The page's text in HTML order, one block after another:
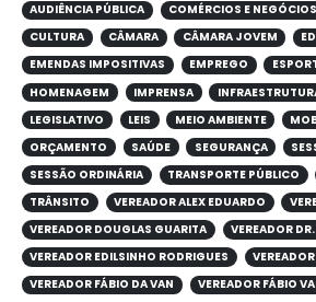
AUDIÊNCIA PÚBLICA
COMÉRCIOS E NEGÓCIOS
CULTURA
CÂMARA CÂMARA JOVEM
EMENDAS IMPOSITIVAS
EMPREGO
HOMENAGEM
IMPRENSA
LEGISLATIVO
LEIS MEIO AMBIENTE
ORÇAMENTO
SAÚDE SEGURANÇA
SESSÃO ORDINÁRIA
TRANSPORTE PÚBLICO
TRÂNSITO
VEREADOR ALEX EDUARDO
VEREADOR DOUGLAS GUARITA
VEREADOR
VEREADOR EDILSINHO RODRIGUES
VEREADOR FÁBIO DA VAN
VEREADOR FÁBIO